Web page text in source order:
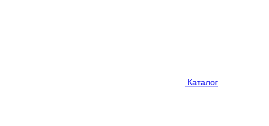
Каталог